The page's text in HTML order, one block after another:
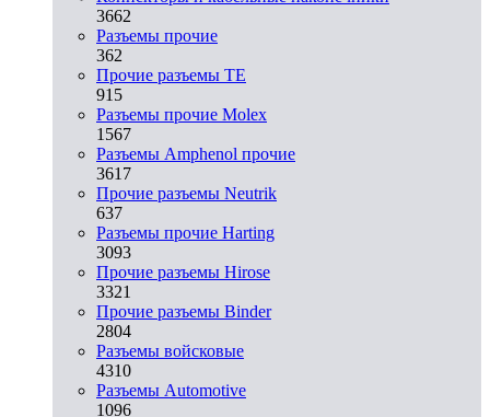
3662
Разъeмы прочие
362
Прочие разъемы TE
915
Разъемы прочие Molex
1567
Разъемы Amphenol прочие
3617
Прочие разъемы Neutrik
637
Разъемы прочие Harting
3093
Прочие разъемы Hirose
3321
Прочие разъемы Binder
2804
Разъемы войсковые
4310
Разъeмы Automotive
1096